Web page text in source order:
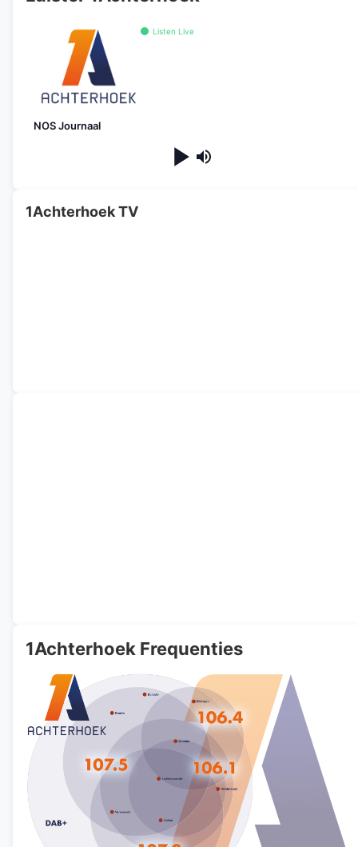
Listen Live
NOS Journaal
1Achterhoek TV
1Achterhoek Frequenties